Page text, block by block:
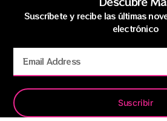
Suscríbete y recibe las últimas
electrónico
Suscribir